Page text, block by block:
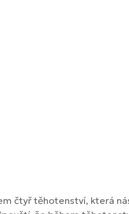
čtyř těhotenství, která